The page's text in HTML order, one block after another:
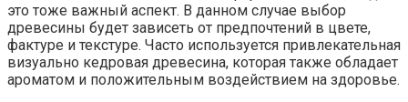
это тоже важный аспект. В данном случае выбор
древесины будет зависеть от предпочтений в цвете,
фактуре и текстуре. Часто используется привлекательная
визуально кедровая древесина, которая также обладает
ароматом и положительным воздействием на здоровье.